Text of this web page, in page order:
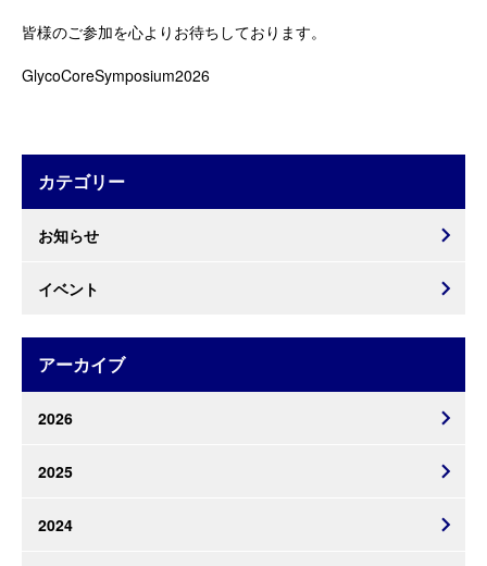
皆様のご参加を心よりお待ちしております。
GlycoCoreSymposium2026
カテゴリー
お知らせ
イベント
アーカイブ
2026
2025
2024